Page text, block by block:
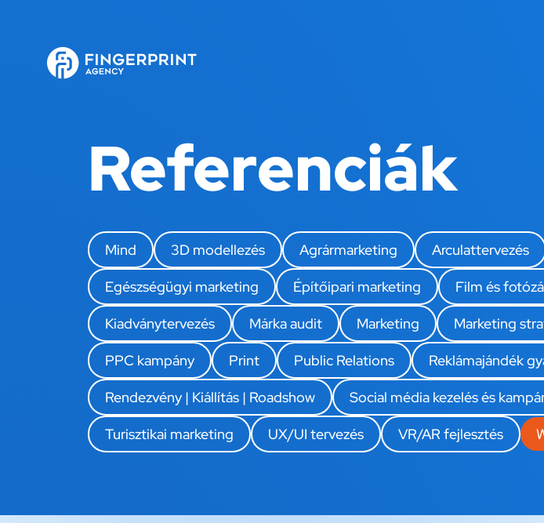
Referenciák
3D modellezés Agrármarketing Arculattervezés
Egészségügyi marketing Építőipari marketing Film és
Kiadványtervezés Márka audit Marketing Marketing
PPC kampány Print Public Relations Reklámajándék
Rendezvény | Kiállítás | Roadshow Social média kezelés és
Turisztikai marketing UX/UI tervezés VR/AR fejlesztés
Mind